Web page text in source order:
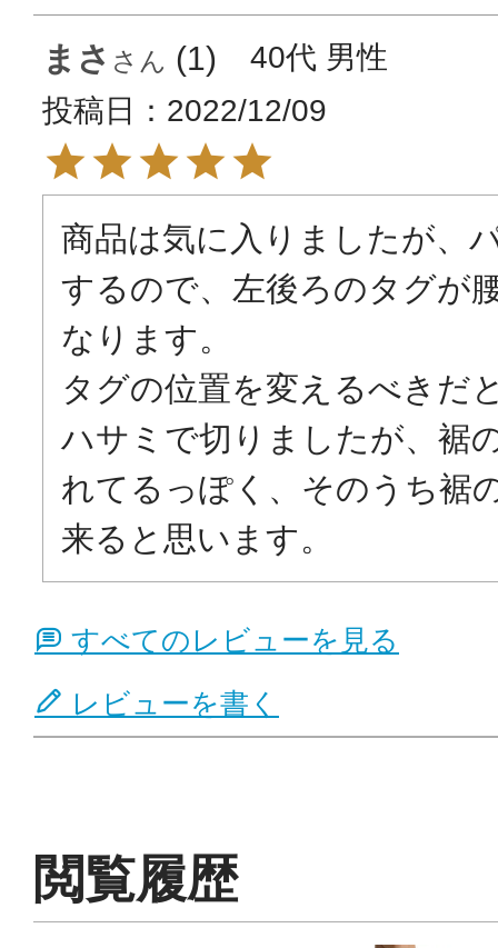
まさ 1 40代 男性
投稿日
2022/12/09
商品は気に入りましたが、
するので、左後ろのタグが
なります。
タグの位置を変えるべきだ
ハサミで切りましたが、裾
れてるっぽく、そのうち裾
来ると思います。
すべてのレビューを見る
レビューを書く
閲覧履歴